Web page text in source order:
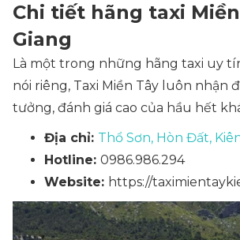
Chi tiết hãng taxi
Giang
Là một trong những hãng taxi uy
nói riêng, Taxi Miền Tây luôn nhận
tưởng, đánh giá cao của hầu hết
Địa chỉ: Thổ Sơn, Hòn Đất,
Hotline: 0986.986.294
Website: https://